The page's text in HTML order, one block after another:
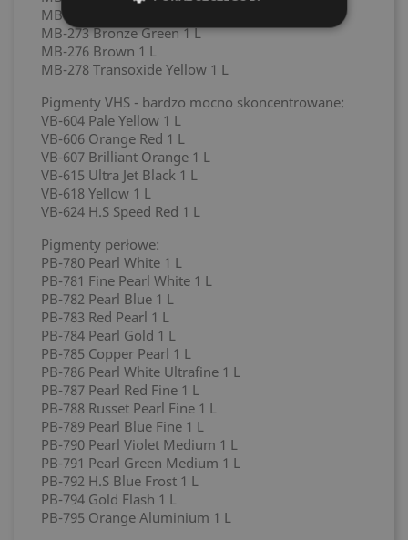
MB-272 Cyan Blue 1 L
MB-273 Bronze Green 1 L
MB-276 Brown 1 L
MB-278 Transoxide Yellow 1 L
Pigmenty VHS - bardzo mocno skoncentrowane:
VB-604 Pale Yellow 1 L
VB-606 Orange Red 1 L
VB-607 Brilliant Orange 1 L
VB-615 Ultra Jet Black 1 L
VB-618 Yellow 1 L
VB-624 H.S Speed Red 1 L
Pigmenty perłowe:
PB-780 Pearl White 1 L
PB-781 Fine Pearl White 1 L
PB-782 Pearl Blue 1 L
PB-783 Red Pearl 1 L
PB-784 Pearl Gold 1 L
PB-785 Copper Pearl 1 L
PB-786 Pearl White Ultrafine 1 L
PB-787 Pearl Red Fine 1 L
PB-788 Russet Pearl Fine 1 L
PB-789 Pearl Blue Fine 1 L
PB-790 Pearl Violet Medium 1 L
PB-791 Pearl Green Medium 1 L
PB-792 H.S Blue Frost 1 L
PB-794 Gold Flash 1 L
PB-795 Orange Aluminium 1 L